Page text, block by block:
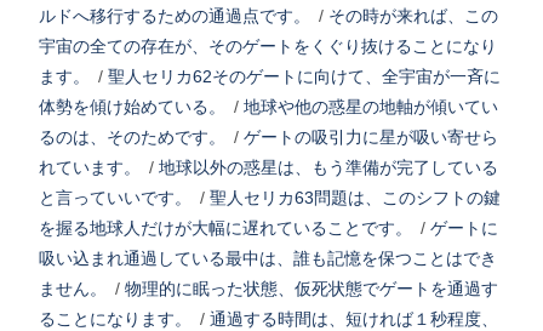
ルドへ移行するための通過点です。
/ その時が来れば、この
宇宙の全ての存在が、そのゲートをくぐり抜けることになり
ます。
/ 聖人セリカ62そのゲートに向けて、全宇宙が一斉に
体勢を傾け始めている。
/ 地球や他の惑星の地軸が傾いてい
るのは、そのためです。
/ ゲートの吸引力に星が吸い寄せら
れています。
/ 地球以外の惑星は、もう準備が完了している
と言っていいです。
/ 聖人セリカ63問題は、このシフトの鍵
を握る地球人だけが大幅に遅れていることです。
/ ゲートに
吸い込まれ通過している最中は、誰も記憶を保つことはでき
ません。
/ 物理的に眠った状態、仮死状態でゲートを通過す
ることになります。
/ 通過する時間は、短ければ１秒程度、